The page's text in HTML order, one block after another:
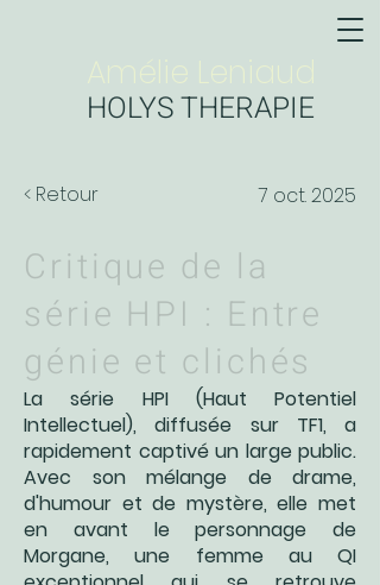
HOLYS THERAPIE
< Retour 7 oct. 2025
Critique de la
série HPI : Entre
génie et clichés
La série HPI (Haut Potentiel
Intellectuel), diffusée sur TF1, a
rapidement captivé un large public.
Avec son mélange de drame,
d'humour et de mystère, elle met
en avant le personnage de
Morgane, une femme au QI